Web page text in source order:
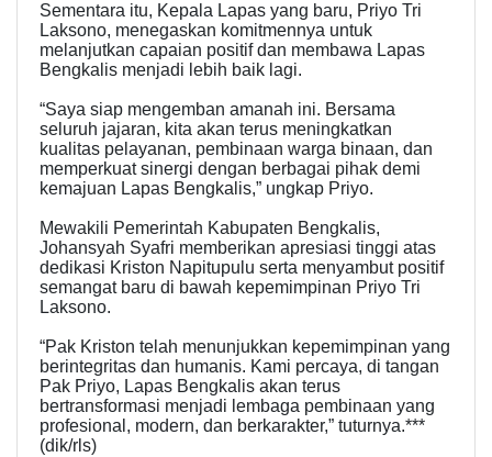
Sementara itu, Kepala Lapas yang baru, Priyo Tri
Laksono, menegaskan komitmennya untuk
melanjutkan capaian positif dan membawa Lapas
Bengkalis menjadi lebih baik lagi.
“Saya siap mengemban amanah ini. Bersama
seluruh jajaran, kita akan terus meningkatkan
kualitas pelayanan, pembinaan warga binaan, dan
memperkuat sinergi dengan berbagai pihak demi
kemajuan Lapas Bengkalis,” ungkap Priyo.
Mewakili Pemerintah Kabupaten Bengkalis,
Johansyah Syafri memberikan apresiasi tinggi atas
dedikasi Kriston Napitupulu serta menyambut positif
semangat baru di bawah kepemimpinan Priyo Tri
Laksono.
“Pak Kriston telah menunjukkan kepemimpinan yang
berintegritas dan humanis. Kami percaya, di tangan
Pak Priyo, Lapas Bengkalis akan terus
bertransformasi menjadi lembaga pembinaan yang
profesional, modern, dan berkarakter,” tuturnya.***
(dik/rls)